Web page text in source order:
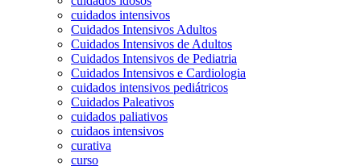
cuidados intensivos
Cuidados Intensivos Adultos
Cuidados Intensivos de Adultos
Cuidados Intensivos de Pediatria
Cuidados Intensivos e Cardiologia
cuidados intensivos pediátricos
Cuidados Paleativos
cuidados paliativos
cuidaos intensivos
curativa
curso